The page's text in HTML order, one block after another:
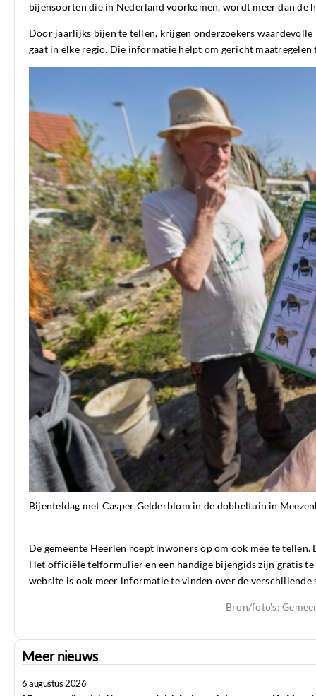
bijensoorten die in Nederland voorkomen, wordt meer dan de
Door jaarlijks bijen te tellen, krijgen onderzoekers
gaat in elke regio. Die informatie helpt om gericht maatregelen
Bijenteldag met Casper Gelderblom in de dobbeltuin in
De gemeente Heerlen roept inwoners op om ook mee te
Het officiële telformulier en een handige bijengids zijn gratis
website is ook meer informatie te vinden over de
Bron/foto's:
Meer nieuws
6 augustus 2026